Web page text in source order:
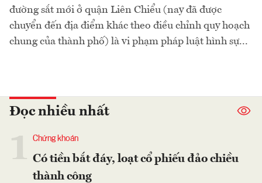
đường sắt mới ở quận Liên Chiểu (nay đã được
chuyển đến địa điểm khác theo điều chỉnh quy hoạch
chung của thành phố) là vi phạm pháp luật hình sự...
Đọc nhiều nhất
Chứng khoán
Có tiền bắt đáy, loạt cổ phiếu đảo chiều
thành công